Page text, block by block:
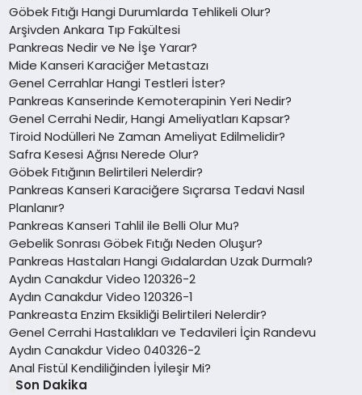
Göbek Fıtığı Hangi Durumlarda Tehlikeli Olur?
Arşivden Ankara Tıp Fakültesi
Pankreas Nedir ve Ne İşe Yarar?
Mide Kanseri Karaciğer Metastazı
Genel Cerrahlar Hangi Testleri İster?
Pankreas Kanserinde Kemoterapinin Yeri Nedir?
Genel Cerrahi Nedir, Hangi Ameliyatları Kapsar?
Tiroid Nodülleri Ne Zaman Ameliyat Edilmelidir?
Safra Kesesi Ağrısı Nerede Olur?
Göbek Fıtığının Belirtileri Nelerdir?
Pankreas Kanseri Karaciğere Sıçrarsa Tedavi Nasıl
Planlanır?
Pankreas Kanseri Tahlil ile Belli Olur Mu?
Gebelik Sonrası Göbek Fıtığı Neden Oluşur?
Pankreas Hastaları Hangi Gıdalardan Uzak Durmalı?
Aydın Canakdur Video 120326-2
Aydın Canakdur Video 120326-1
Pankreasta Enzim Eksikliği Belirtileri Nelerdir?
Genel Cerrahi Hastalıkları ve Tedavileri İçin Randevu
Aydın Canakdur Video 040326-2
Anal Fistül Kendiliğinden İyileşir Mi?
Son Dakika